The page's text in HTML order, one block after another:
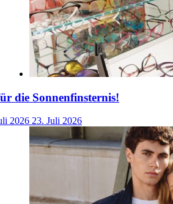
die Sonnenfinsternis!
2026 23. Juli 2026